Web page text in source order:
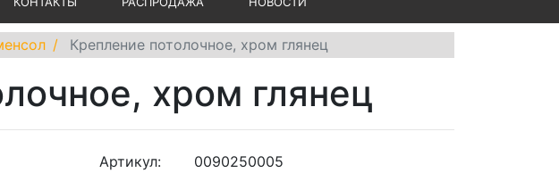
Крепление потолочное, хром глянец
хром глянец
Артикул: 0090250005